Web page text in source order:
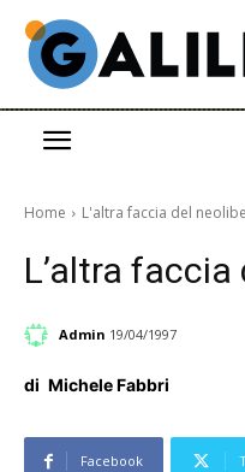
Home L'altra faccia del
L’altra
Admin 19/04/1997
di Michele Fabbri
Facebook